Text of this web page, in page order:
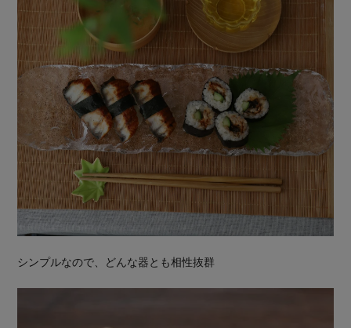
シンプルなので、どんな器とも相性抜群